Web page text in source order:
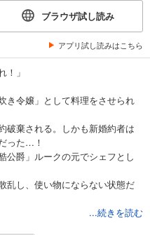
ブラウザ試し読み
アプリ試し読みはこちら
！」
き令嬢」として料理をさせられ
破棄される。しかも新婚約者は
った…！
公爵」ルークの元でシェフとし
乱し、使い物にならない状態だ
...続きを読む